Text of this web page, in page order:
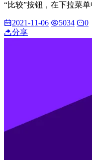
“比较”按钮，在下拉菜单
2021-11-06 5034
0
分享